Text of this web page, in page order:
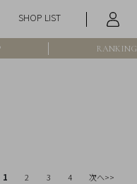
SHOP LIST
RANKING
1 2 3 4 次へ>>